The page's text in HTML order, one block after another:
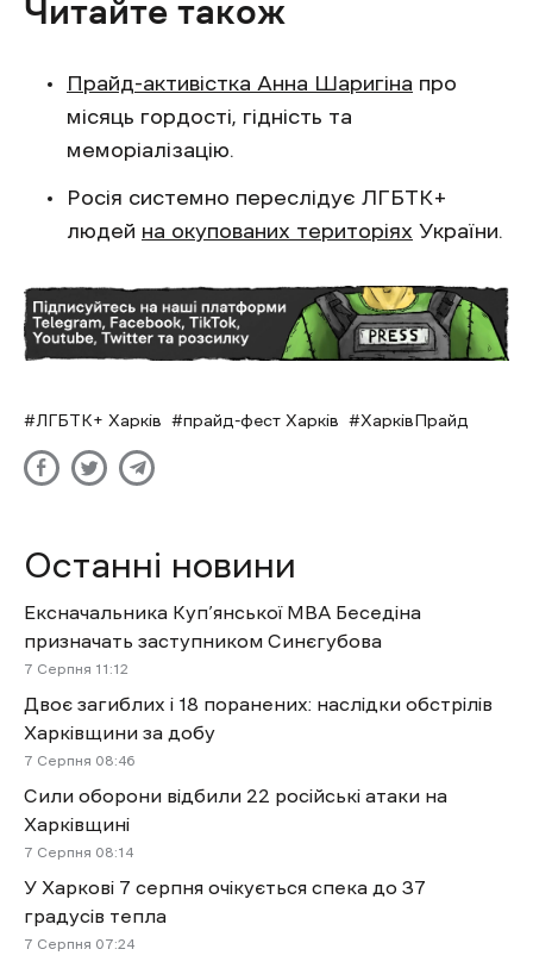
Читайте також
Прайд-активістка Анна Шаригіна про
місяць гордості, гідність та
меморіалізацію.
Росія системно переслідує ЛГБТК+
людей на окупованих територіях України.
ЛГБТК+ Харків прайд-фест Харків ХарківПрайд
Останні новини
Ексначальника Куп’янської МВА Беседіна
призначать заступником Синєгубова
7 Cерпня 11:12
Двоє загиблих і 18 поранених: наслідки обстрілів
Харківщини за добу
7 Cерпня 08:46
Сили оборони відбили 22 російські атаки на
Харківщині
7 Cерпня 08:14
У Харкові 7 серпня очікується спека до 37
градусів тепла
7 Cерпня 07:24